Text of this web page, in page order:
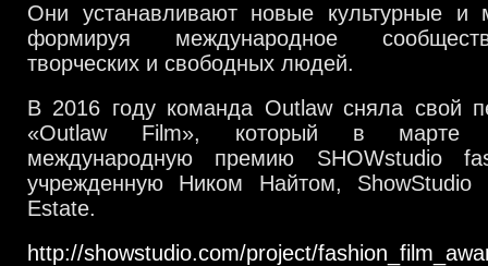
Они устанавливают новые культурные и
формируя международное
творческих и свободных людей.
В 2016 году команда Outlaw сняла свой
«Outlaw Film», который в марте
международную премию SHOWstudio
учрежденную Ником Найтом,
Estate.
http://showstudio.com/project/